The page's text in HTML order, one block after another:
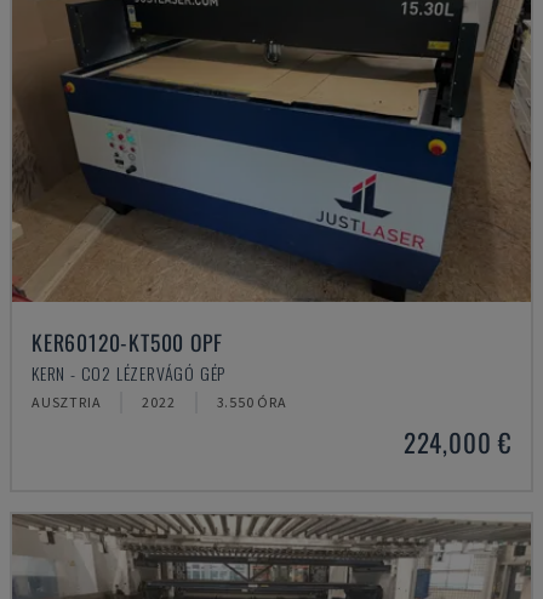
KER60120-KT500 OPF
KERN - CO2 LÉZERVÁGÓ GÉP
AUSZTRIA 2022 3.550 ÓRA
224,000 €